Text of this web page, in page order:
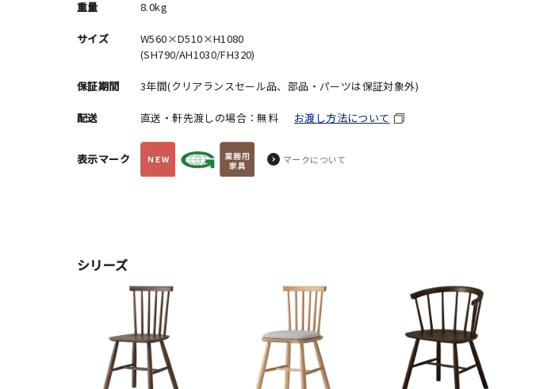
重量 8.0kg
サイズ
W560×D510×H1080
(SH790/AH1030/FH320)
保証期間 3年間(クリアランスセール品、部品・パーツは保証対象外)
配送 直送・軒先渡しの場合：無料 お渡し方法について
表示マーク マークについて
シリーズ